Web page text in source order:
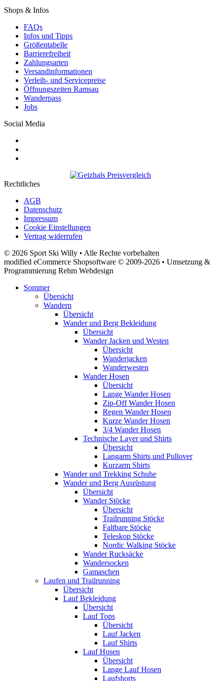
Shops & Infos
FAQs
Infos und Tipps
Größentabelle
Barrierefreiheit
Zahlungsarten
Versandinformationen
Verleih- und Servicepreise
Öffnungszeiten Ramsau
Wanderpass
Jobs
Social Media
Rechtliches
AGB
Datenschutz
Impressum
Cookie Einstellungen
Vertrag widerrufen
© 2026 Sport Ski Willy • Alle Rechte vorbehalten
modified eCommerce Shopsoftware © 2009-2026 • Umsetzung &
Programmierung Rehm Webdesign
Sommer
Übersicht
Wandern
Übersicht
Wander und Berg Bekleidung
Übersicht
Wander Jacken und Westen
Übersicht
Wanderjacken
Wanderwesten
Wander Hosen
Übersicht
Lange Wander Hosen
Zip-Off Wander Hosen
Regen Wander Hosen
Kurze Wander Hosen
3/4 Wander Hosen
Technische Layer und Shirts
Übersicht
Langarm Shirts und Pullover
Kurzarm Shirts
Wander und Trekking Schuhe
Wander und Berg Ausrüstung
Übersicht
Wander Stöcke
Übersicht
Trailrunning Stöcke
Faltbare Stöcke
Teleskop Stöcke
Nordic Walking Stöcke
Wander Rucksäcke
Wandersocken
Gamaschen
Laufen und Trailrunning
Übersicht
Lauf Bekleidung
Übersicht
Lauf Tops
Übersicht
Lauf Jacken
Lauf Shirts
Lauf Hosen
Übersicht
Lange Lauf Hosen
Laufshorts